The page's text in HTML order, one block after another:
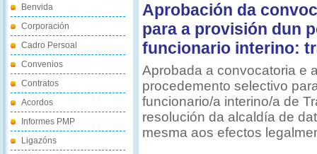
Benvida
Corporación
Cadro Persoal
Convenios
Contratos
Acordos
Informes PMP
Ligazóns
Aprobación da
para a provisión dun
funcionario interino:
Aprobada a convocatoria e
procedemento selectivo
funcionario/a interino/a de
resolución da alcaldía de
mesma aos efectos